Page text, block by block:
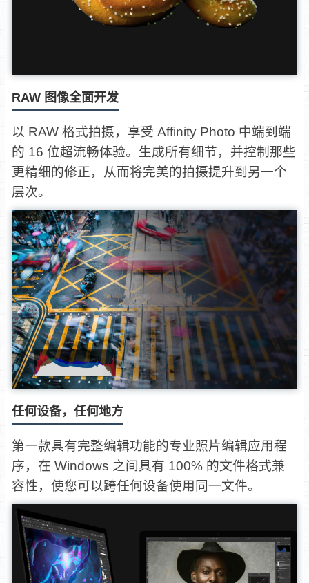
RAW 图像全面开发
以 RAW 格式拍摄，享受 Affinity Photo 中端到端
的 16 位超流畅体验。生成所有细节，并控制那些
更精细的修正，从而将完美的拍摄提升到另一个
层次。
任何设备，任何地方
第一款具有完整编辑功能的专业照片编辑应用程
序，在 Windows 之间具有 100% 的文件格式兼
容性，使您可以跨任何设备使用同一文件。